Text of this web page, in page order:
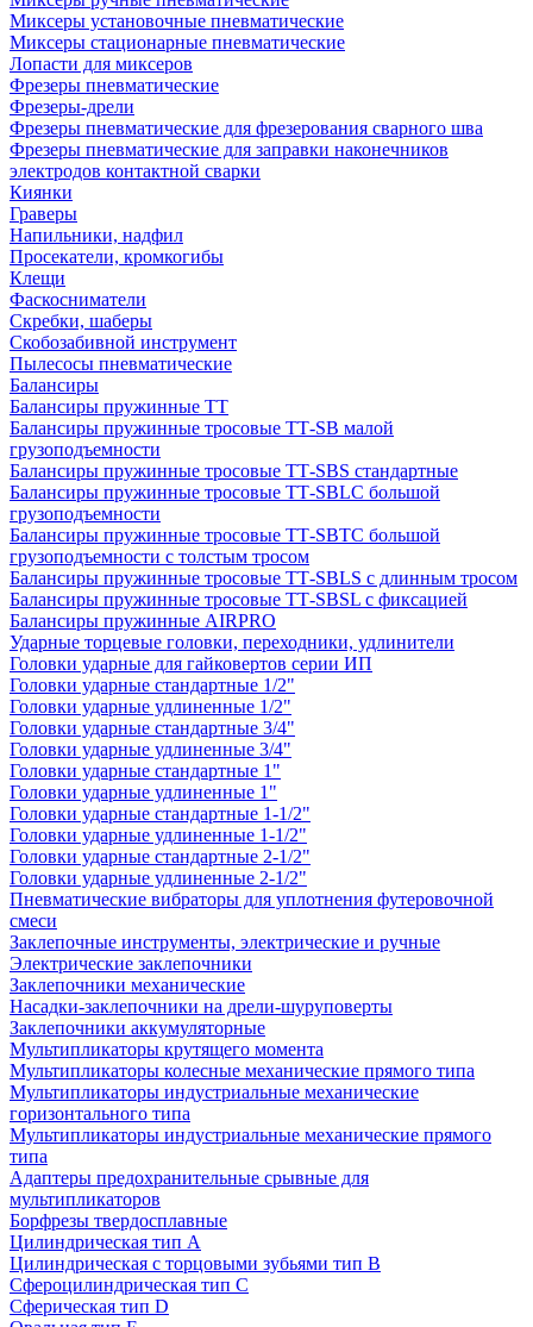
Миксеры установочные пневматические
Миксеры стационарные пневматические
Лопасти для миксеров
Фрезеры пневматические
Фрезеры-дрели
Фрезеры пневматические для фрезерования сварного шва
Фрезеры пневматические для заправки наконечников
электродов контактной сварки
Киянки
Граверы
Напильники, надфил
Просекатели, кромкогибы
Клещи
Фаскосниматели
Скребки, шаберы
Скобозабивной инструмент
Пылесосы пневматические
Балансиры
Балансиры пружинные TT
Балансиры пружинные тросовые ТТ-SB малой
грузоподъемности
Балансиры пружинные тросовые ТТ-SBS стандартные
Балансиры пружинные тросовые ТТ-SBLC большой
грузоподъемности
Балансиры пружинные тросовые ТТ-SBTC большой
грузоподъемности с толстым тросом
Балансиры пружинные тросовые ТТ-SBLS с длинным тросом
Балансиры пружинные тросовые ТТ-SBSL с фиксацией
Балансиры пружинные AIRPRO
Ударные торцевые головки, переходники, удлинители
Головки ударные для гайковертов серии ИП
Головки ударные стандартные 1/2"
Головки ударные удлиненные 1/2"
Головки ударные стандартные 3/4"
Головки ударные удлиненные 3/4"
Головки ударные стандартные 1"
Головки ударные удлиненные 1"
Головки ударные стандартные 1-1/2"
Головки ударные удлиненные 1-1/2"
Головки ударные стандартные 2-1/2"
Головки ударные удлиненные 2-1/2"
Пневматические вибраторы для уплотнения футеровочной
смеси
Заклепочные инструменты, электрические и ручные
Электрические заклепочники
Заклепочники механические
Насадки-заклепочники на дрели-шуруповерты
Заклепочники аккумуляторные
Мультипликаторы крутящего момента
Мультипликаторы колесные механические прямого типа
Мультипликаторы индустриальные механические
горизонтального типа
Мультипликаторы индустриальные механические прямого
типа
Адаптеры предохранительные срывные для
мультипликаторов
Борфрезы твердосплавные
Цилиндрическая тип A
Цилиндрическая с торцовыми зубьями тип B
Сфероцилиндрическая тип C
Сферическая тип D